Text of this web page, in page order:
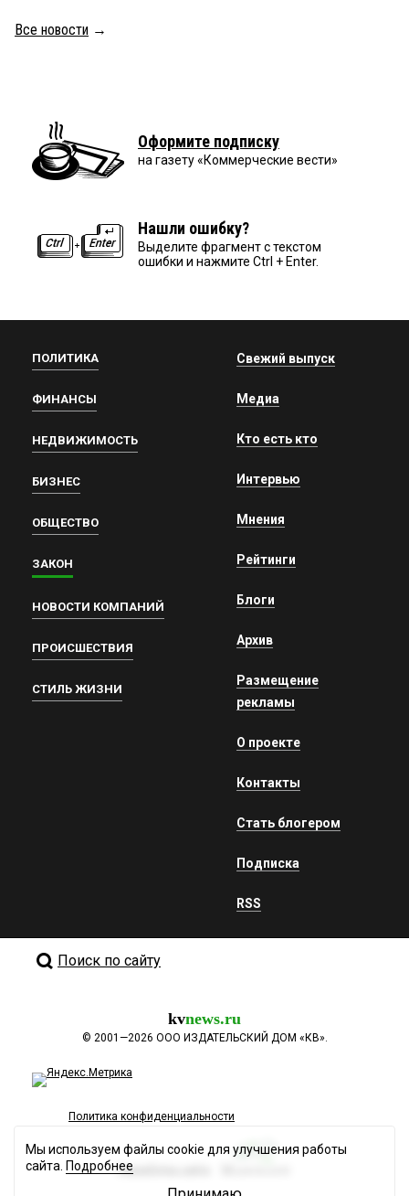
Все новости →
Оформите подписку
на газету «Коммерческие вести»
Нашли ошибку?
Выделите фрагмент с текстом
ошибки и нажмите Ctrl + Enter.
ПОЛИТИКА
ФИНАНСЫ
НЕДВИЖИМОСТЬ
БИЗНЕС
ОБЩЕСТВО
ЗАКОН
НОВОСТИ КОМПАНИЙ
ПРОИСШЕСТВИЯ
СТИЛЬ ЖИЗНИ
Свежий выпуск
Медиа
Кто есть кто
Интервью
Мнения
Рейтинги
Блоги
Архив
Размещение
рекламы
О проекте
Контакты
Стать блогером
Подписка
RSS
Поиск по сайту
kvnews.ru
© 2001—2026 ООО ИЗДАТЕЛЬСКИЙ ДОМ «КВ».
Политика конфиденциальности
Разработка сайта
Мы используем файлы cookie для улучшения работы
сайта. Подробнее